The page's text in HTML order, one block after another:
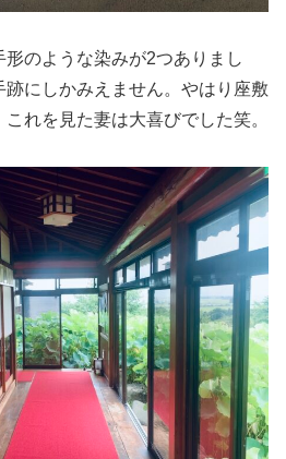
のような染みが2つありまし
にしかみえません。やはり座敷
れを見た妻は大喜びでした笑。